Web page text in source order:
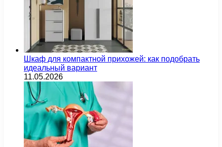
Шкаф для компактной прихожей: как подобрать
идеальный вариант
11.05.2026